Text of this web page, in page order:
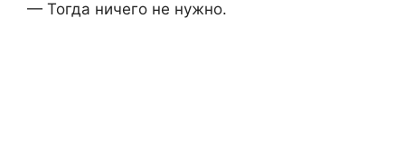
— Тогда ничего не нужно.